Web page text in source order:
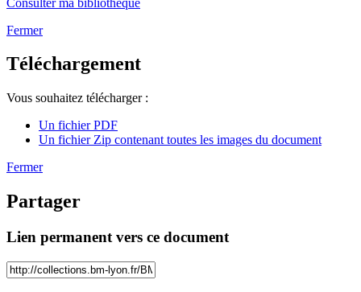
Fermer
Téléchargement
Vous souhaitez télécharger :
Un fichier PDF
Un fichier Zip contenant toutes les images du document
Fermer
Partager
Lien permanent vers ce document